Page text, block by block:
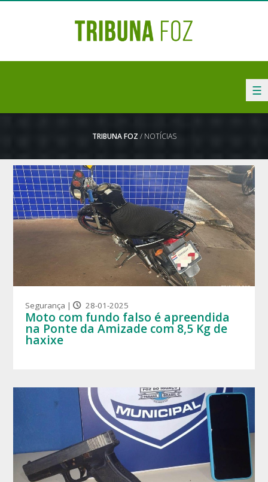
☰
TRIBUNA FOZ / NOTÍCIAS
Segurança | 28-01-2025
Moto com fundo falso é apreendida
na Ponte da Amizade com 8,5 Kg de
haxixe